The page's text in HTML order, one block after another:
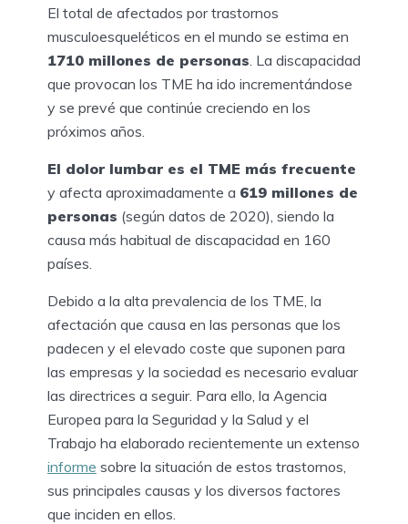
El total de afectados por trastornos
musculoesqueléticos en el mundo se estima en
1710 millones de personas . La discapacidad
que provocan los TME ha ido incrementándose
y se prevé que continúe creciendo en los
próximos años.
El dolor lumbar es el TME más frecuente
y afecta aproximadamente a 619 millones de
personas (según datos de 2020), siendo la
causa más habitual de discapacidad en 160
países.
Debido a la alta prevalencia de los TME, la
afectación que causa en las personas que los
padecen y el elevado coste que suponen para
las empresas y la sociedad es necesario evaluar
las directrices a seguir. Para ello, la Agencia
Europea para la Seguridad y la Salud y el
Trabajo ha elaborado recientemente un extenso
informe sobre la situación de estos trastornos,
sus principales causas y los diversos factores
que inciden en ellos.